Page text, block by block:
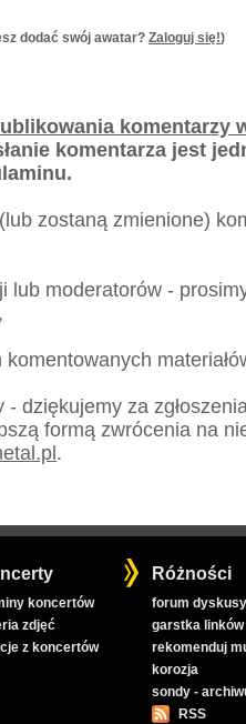
dodać swój awatar? Zaloguj się!)
komentarzy
komentarza jest
(lub zostaną zmienione)
lub moderatorów -
,
- dziękujemy za
formą zwrócenia na
.
koncertów
zdjęć
z koncertów
Różności
forum
garstka linków
rekomenduj
korozja
sondy -
RSS